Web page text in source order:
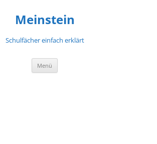
Meinstein
Schulfächer einfach erklärt
Menü